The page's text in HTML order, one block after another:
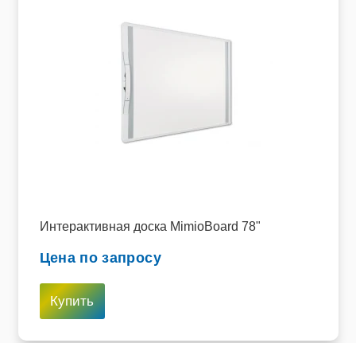
Интерактивная доска MimioBoard 78"
Цена по запросу
Купить